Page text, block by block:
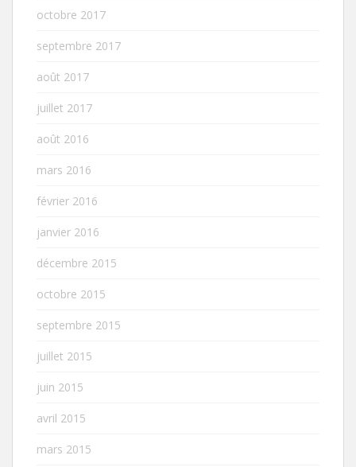
octobre 2017
septembre 2017
août 2017
juillet 2017
août 2016
mars 2016
février 2016
janvier 2016
décembre 2015
octobre 2015
septembre 2015
juillet 2015
juin 2015
avril 2015
mars 2015